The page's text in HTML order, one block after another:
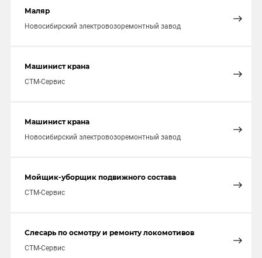
Маляр
Новосибирский электровозоремонтный завод
Машинист крана
СТМ-Сервис
Машинист крана
Новосибирский электровозоремонтный завод
Мойщик-уборщик подвижного состава
СТМ-Сервис
Слесарь по осмотру и ремонту локомотивов
СТМ-Сервис